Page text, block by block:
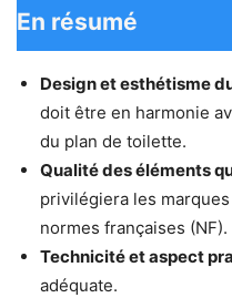
En résumé
Design et esthétisme
doit être en harmonie
du plan de toilette.
Qualité des éléments
privilégiera les
normes françaises (NF).
Technicité et aspect
adéquate.